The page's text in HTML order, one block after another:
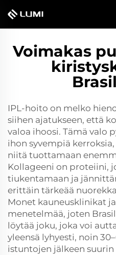
Voimakas
IPL-hoito on melko
siihen ajatukseen, että
valoa ihoosi. Tämä valo
ihon syvempiä
niitä tuottamaan
Kollageeni on proteiini,
tiukentamaan ja
erittäin tärkeää
Monet kauneusklinikat
menetelmää, joten
löytää joku, joka voi
yleensä lyhyesti, noin
istuntojen jälkeen